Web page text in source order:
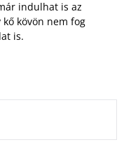
indulhat is az
kövön nem fog
is.